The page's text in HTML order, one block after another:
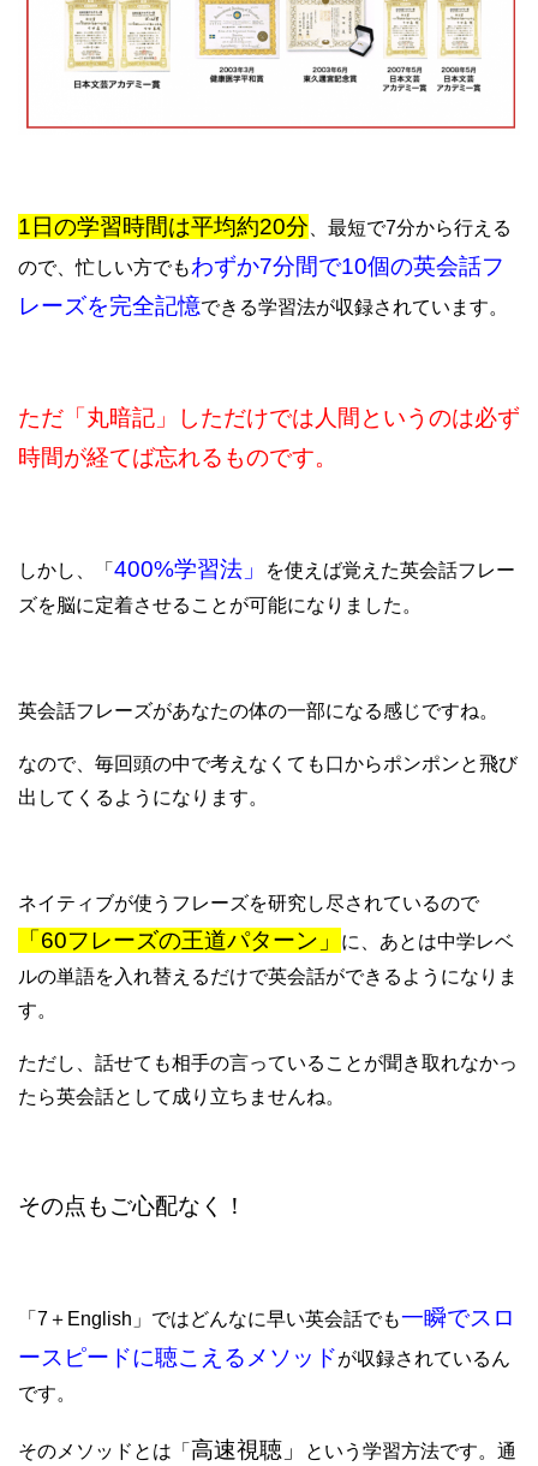
1日の学習時間は平均約20分 、最短で7分から行える
ので、忙しい方でもわずか7分間で10個の英会話フ
レーズを完全記憶できる学習法が収録されています。
ただ「丸暗記」しただけでは人間というのは必ず
時間が経てば忘れるものです。
しかし、「 400%学習法」
を使えば覚えた英会話フレー
ズを脳に定着させることが可能になりました。
英会話フレーズがあなたの体の一部になる感じですね。
なので、毎回頭の中で考えなくても口からポンポンと飛び
出してくるようになります。
ネイティブが使うフレーズを研究し尽されているので
「60フレーズの王道パターン」
に、あとは中学レベ
ルの単語を入れ替えるだけで英会話ができるようになりま
す。
ただし、話せても相手の言っていることが聞き取れなかっ
たら英会話として成り立ちませんね。
その点もご心配なく！
「7＋English」ではどんなに早い英会話でも一瞬でスロ
ースピードに聴こえるメソッドが収録されているん
です。
そのメソッドとは「 高速視聴」
という学習方法です。通